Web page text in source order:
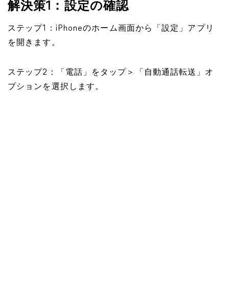
解決策1：設定の確認
ステップ1：iPhoneのホーム画面から「設定」アプリ
を開きます。
ステップ2：「電話」をタップ＞「自動通話転送」オ
プションを選択します。